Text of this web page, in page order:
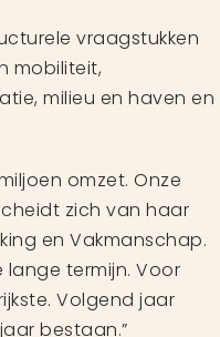
vraagstukken
mobiliteit,
milieu en haven en
omzet. Onze
zich van haar
en Vakmanschap.
termijn. Voor
Volgend jaar
bestaan.”